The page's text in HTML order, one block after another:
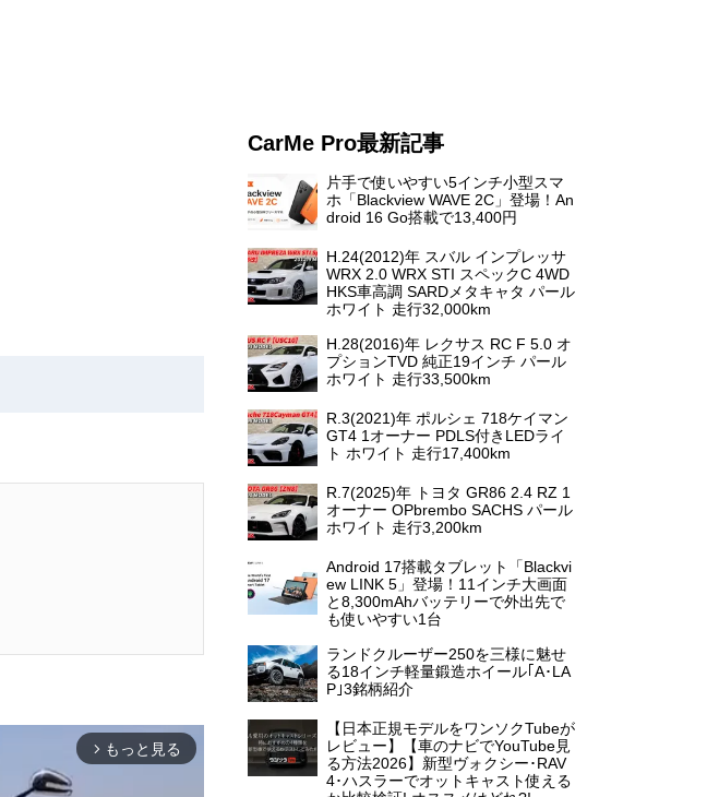
arrow_forward_ios もっと見る
CarMe Pro最新記事
片手で使いやすい5インチ小型スマ
ホ「Blackview WAVE 2C」登場！An
droid 16 Go搭載で13,400円
H.24(2012)年 スバル インプレッサ
WRX 2.0 WRX STI スペックC 4WD
HKS車高調 SARDメタキャタ パール
ホワイト 走行32,000km
H.28(2016)年 レクサス RC F 5.0 オ
プションTVD 純正19インチ パール
ホワイト 走行33,500km
R.3(2021)年 ポルシェ 718ケイマン
GT4 1オーナー PDLS付きLEDライ
ト ホワイト 走行17,400km
R.7(2025)年 トヨタ GR86 2.4 RZ 1
オーナー OPbrembo SACHS パール
ホワイト 走行3,200km
Android 17搭載タブレット「Blackvi
ew LINK 5」登場！11インチ大画面
と8,300mAhバッテリーで外出先で
も使いやすい1台
ランドクルーザー250を三様に魅せ
る18インチ軽量鍛造ホイール｢A･LA
P｣3銘柄紹介
【日本正規モデルをワンソクTubeが
レビュー】【車のナビでYouTube見
る方法2026】新型ヴォクシー･RAV
4･ハスラーでオットキャスト使える